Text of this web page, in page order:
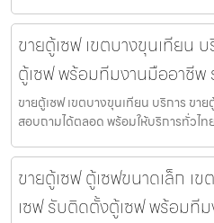
ขายตู้เซฟ เขตบางขุนเทียน
ตู้เซฟ พร้อมทีมงานมืออาชีพ
ขายตู้เซฟ เขตบางขุนเทียน บริการ ขา
สอบถามได้ตลอด พร้อมให้บริการทั่วไท
ขายตู้เซฟ ตู้เซฟขนาดเล็ก เ
เซฟ รับติดตั้งตู้เซฟ พร้อมที